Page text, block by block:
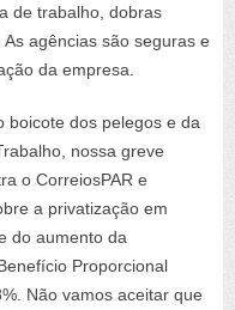
de trabalho, dobras
agências são seguras e
da empresa.
boicote dos pelegos e da
nossa greve
o CorreiosPAR e
a privatização em
do aumento da
Proporcional
Não vamos aceitar que